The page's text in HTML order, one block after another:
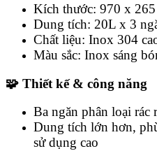
Kích thước: 970 x
Dung tích: 20L x 3
Chất liệu: Inox 304
Màu sắc: Inox sáng
🧩 Thiết kế & công năng
Ba ngăn phân loại rác
Dung tích lớn hơn,
sử dụng cao